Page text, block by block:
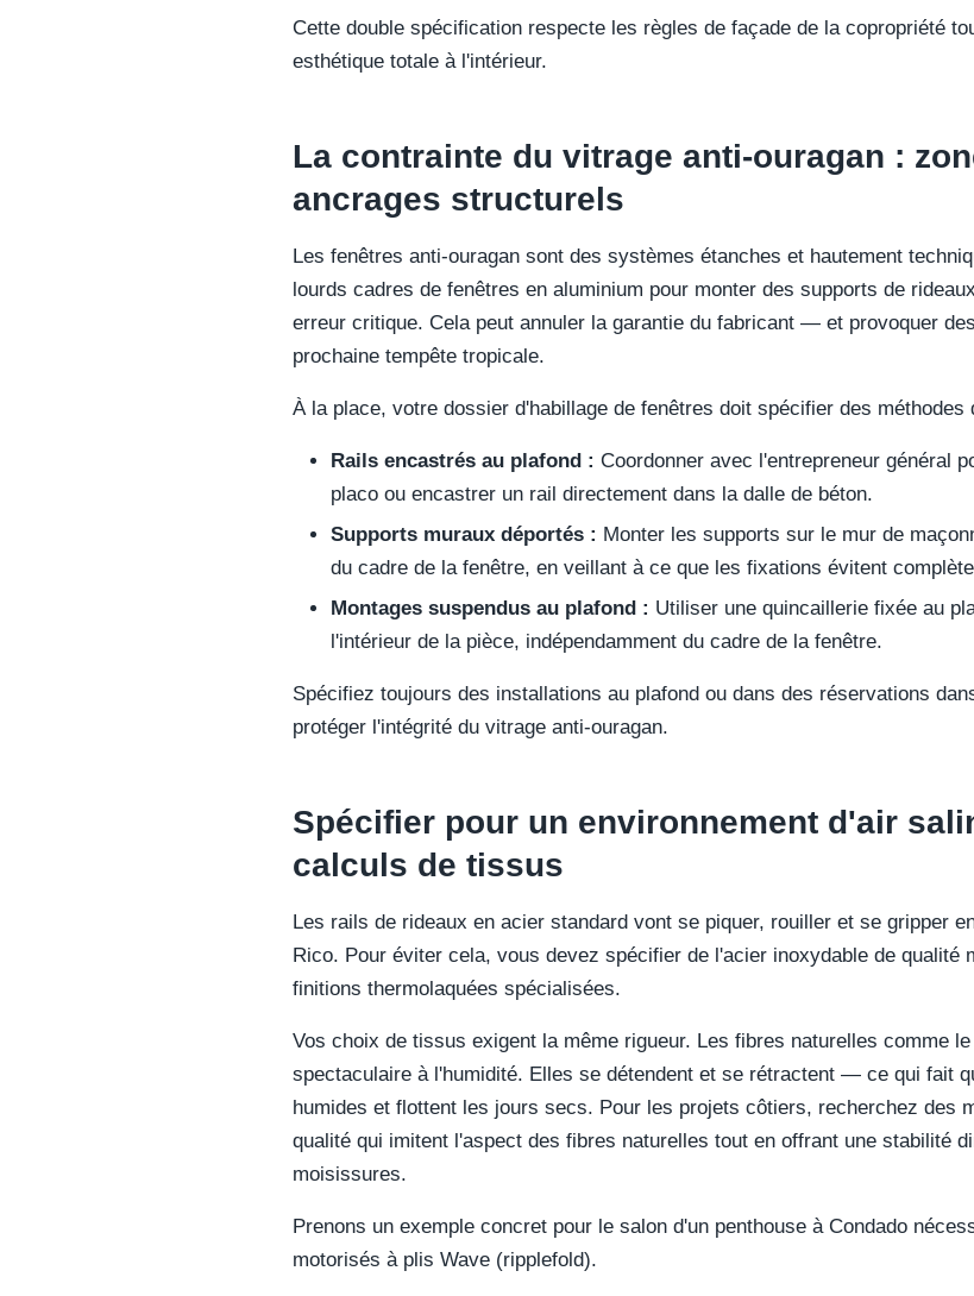
Cette double spécification respecte les règles de façade de la copropriété
esthétique totale à l'intérieur.
La contrainte du vitrage anti-ouragan :
ancrages structurels
Les fenêtres anti-ouragan sont des systèmes étanches et hautement
lourds cadres de fenêtres en aluminium pour monter des supports de
erreur critique. Cela peut annuler la garantie du fabricant — et provoquer
prochaine tempête tropicale.
À la place, votre dossier d'habillage de fenêtres doit spécifier des méthodes
Rails encastrés au plafond : Coordonner avec l'entrepreneur général
placo ou encastrer un rail directement dans la dalle de béton.
Supports muraux déportés : Monter les supports sur le mur de
du cadre de la fenêtre, en veillant à ce que les fixations évitent
Montages suspendus au plafond : Utiliser une quincaillerie fixée au
l'intérieur de la pièce, indépendamment du cadre de la fenêtre.
Spécifiez toujours des installations au plafond ou dans des réservations
protéger l'intégrité du vitrage anti-ouragan.
Spécifier pour un environnement d'air
calculs de tissus
Les rails de rideaux en acier standard vont se piquer, rouiller et se gripper
Rico. Pour éviter cela, vous devez spécifier de l'acier inoxydable de qualité
finitions thermolaquées spécialisées.
Vos choix de tissus exigent la même rigueur. Les fibres naturelles comme
spectaculaire à l'humidité. Elles se détendent et se rétractent — ce qui fait
humides et flottent les jours secs. Pour les projets côtiers, recherchez des
qualité qui imitent l'aspect des fibres naturelles tout en offrant une stabilité
moisissures.
Prenons un exemple concret pour le salon d'un penthouse à Condado
motorisés à plis Wave (ripplefold).